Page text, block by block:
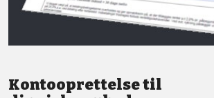
Kontooprettelse til